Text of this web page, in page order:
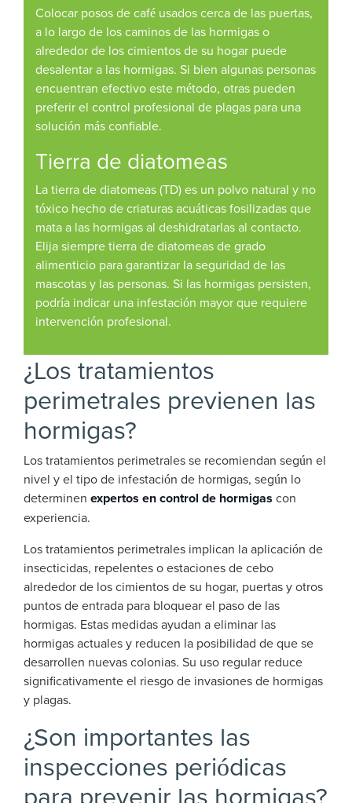
Colocar posos de café usados cerca de las puertas,
a lo largo de los caminos de las hormigas o
alrededor de los cimientos de su hogar puede
desalentar a las hormigas. Si bien algunas personas
encuentran efectivo este método, otras pueden
preferir el control profesional de plagas para una
solución más confiable.
Tierra de diatomeas
La tierra de diatomeas (TD) es un polvo natural y no
tóxico hecho de criaturas acuáticas fosilizadas que
mata a las hormigas al deshidratarlas al contacto.
Elija siempre tierra de diatomeas de grado
alimenticio para garantizar la seguridad de las
mascotas y las personas. Si las hormigas persisten,
podría indicar una infestación mayor que requiere
intervención profesional.
¿Los tratamientos
perimetrales previenen las
hormigas?
Los tratamientos perimetrales se recomiendan según el
nivel y el tipo de infestación de hormigas, según lo
determinen expertos en control de hormigas con
experiencia.
Los tratamientos perimetrales implican la aplicación de
insecticidas, repelentes o estaciones de cebo
alrededor de los cimientos de su hogar, puertas y otros
puntos de entrada para bloquear el paso de las
hormigas. Estas medidas ayudan a eliminar las
hormigas actuales y reducen la posibilidad de que se
desarrollen nuevas colonias. Su uso regular reduce
significativamente el riesgo de invasiones de hormigas
y plagas.
¿Son importantes las
inspecciones periódicas
para prevenir las hormigas?